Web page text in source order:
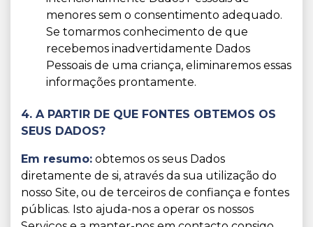
menores sem o consentimento adequado.
Se tomarmos conhecimento de que
recebemos inadvertidamente Dados
Pessoais de uma criança, eliminaremos essas
informações prontamente.
4. A PARTIR DE QUE FONTES OBTEMOS OS
SEUS DADOS?
Em resumo: obtemos os seus Dados
diretamente de si, através da sua utilização do
nosso Site, ou de terceiros de confiança e fontes
públicas. Isto ajuda-nos a operar os nossos